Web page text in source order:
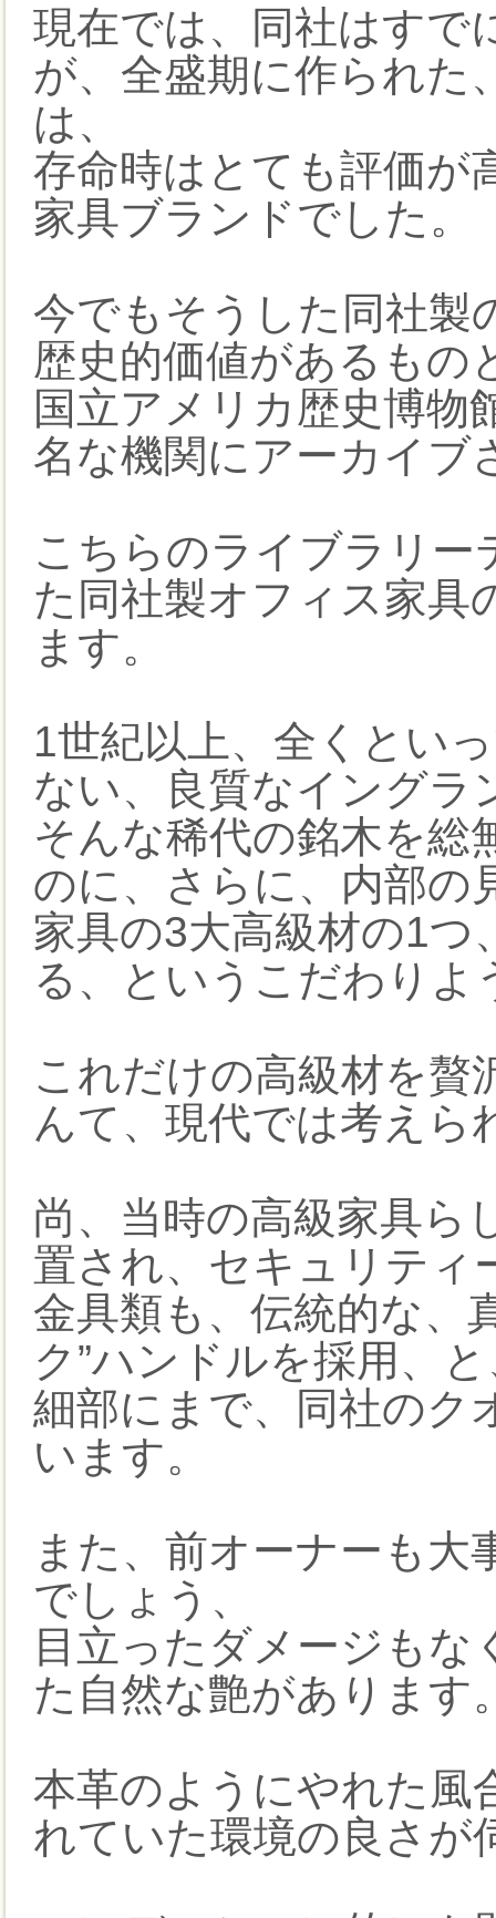
現在では、同社はすで
が、全盛期に作られた
は、
存命時はとても評価が
家具ブランドでした。
今でもそうした同社製
歴史的価値があるもの
国立アメリカ歴史博物
名な機関にアーカイブ
こちらのライブラリ
た同社製オフィス家具
ます。
1世紀以上、全くとい
ない、良質なイングラ
そんな稀代の銘木を総
のに、さらに、内部の
家具の3大高級材の1つ
る、というこだわりよ
これだけの高級材を贅
んて、現代では考えら
尚、当時の高級家具ら
置され、セキュリティ
金具類も、伝統的な、
ク”ハンドルを採用、
細部にまで、同社のク
います。
また、前オーナーも
でしょう、
目立ったダメージも
た自然な艶があります
本革のようにやれた風
れていた環境の良さが